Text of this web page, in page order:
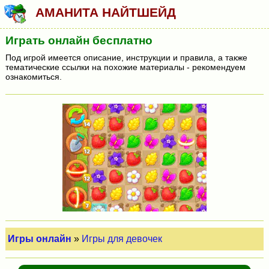
АМАНИТА НАЙТШЕЙД
Играть онлайн бесплатно
Под игрой имеется описание, инструкции и правила, а также
тематические ссылки на похожие материалы - рекомендуем
ознакомиться.
Игры онлайн » Игры для девочек